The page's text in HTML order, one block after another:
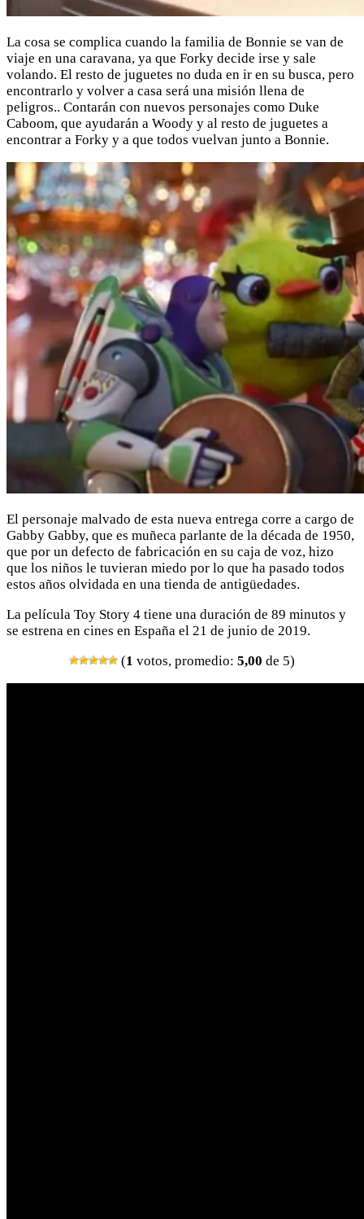
La cosa se complica cuando la familia de Bonnie se van de
viaje en una caravana, ya que Forky decide irse y sale
volando. El resto de juguetes no duda en ir en su busca, pero
encontrarlo y volver a casa será una misión llena de
peligros.. Contarán con nuevos personajes como Duke
Caboom, que ayudarán a Woody y al resto de juguetes a
encontrar a Forky y a que todos vuelvan junto a Bonnie.
El personaje malvado de esta nueva entrega corre a cargo de
Gabby Gabby, que es muñeca parlante de la década de 1950,
que por un defecto de fabricación en su caja de voz, hizo
que los niños le tuvieran miedo por lo que ha pasado todos
estos años olvidada en una tienda de antigüedades.
La película Toy Story 4 tiene una duración de 89 minutos y
se estrena en cines en España el 21 de junio de 2019.
(1 votos, promedio: 5,00 de 5)